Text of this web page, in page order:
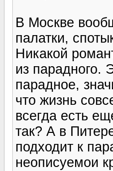
В Москве
палатки,
Никакой
из парадного.
парадное,
что жизнь
всегда есть
так? А в
подходит к
неописуемои